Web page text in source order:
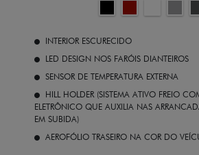
INTERIOR ESCURECIDO
LED DESIGN NOS FARÓIS DIANTEIROS
SENSOR DE TEMPERATURA EXTERNA
HILL HOLDER (SISTEMA ATIVO FREIO
ELETRÔNICO QUE AUXILIA NAS
EM SUBIDA)
AEROFÓLIO TRASEIRO NA COR DO